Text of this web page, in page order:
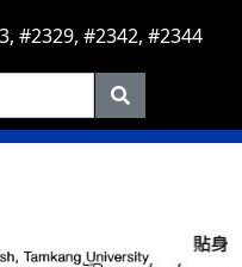
#2329, #2342, #2344